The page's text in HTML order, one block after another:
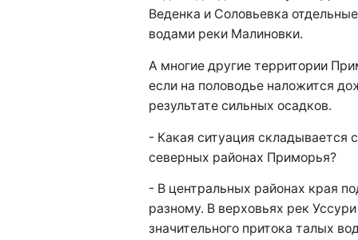
Веденка и Соловьевка
водами реки Малиновки.
А многие другие территории
если на половодье наложится
результате сильных осадков.
- Какая ситуация складывается
северных районах Приморья?
- В центральных районах края
разному. В верховьях рек
значительного притока талых